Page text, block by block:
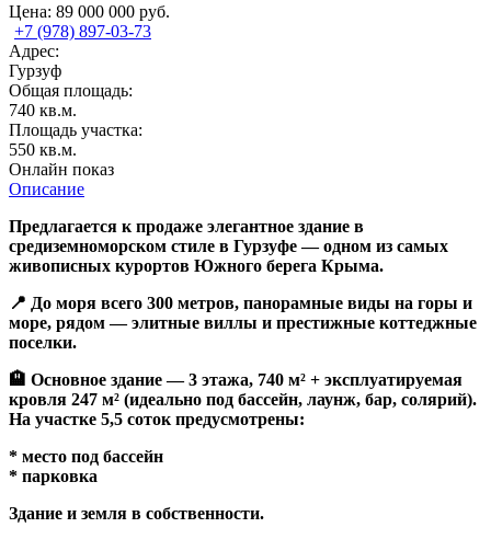
Цена: 89 000 000 руб.
+7 (978) 897-03-73
Адрес:
Гурзуф
Общая площадь:
740 кв.м.
Площадь участка:
550 кв.м.
Онлайн показ
Описание
Предлагается к продаже элегантное здание в
средиземноморском стиле в Гурзуфе — одном из самых
живописных курортов Южного берега Крыма.
📍 До моря всего 300 метров, панорамные виды на горы и
море, рядом — элитные виллы и престижные коттеджные
поселки.
🏨 Основное здание — 3 этажа, 740 м² + эксплуатируемая
кровля 247 м² (идеально под бассейн, лаунж, бар, солярий).
На участке 5,5 соток предусмотрены:
* место под бассейн
* парковка
Здание и земля в собственности.